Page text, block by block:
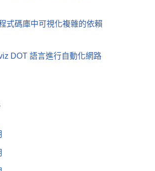
式碼庫中可視化複雜的依賴
DOT 語言進行自動化網路